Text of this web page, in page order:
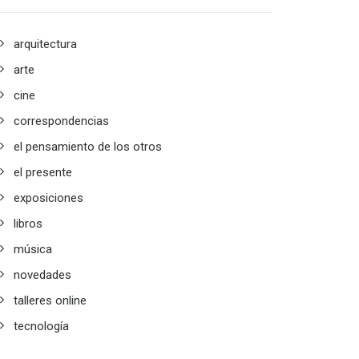
arquitectura
arte
cine
correspondencias
el pensamiento de los otros
el presente
exposiciones
libros
música
novedades
talleres online
tecnología